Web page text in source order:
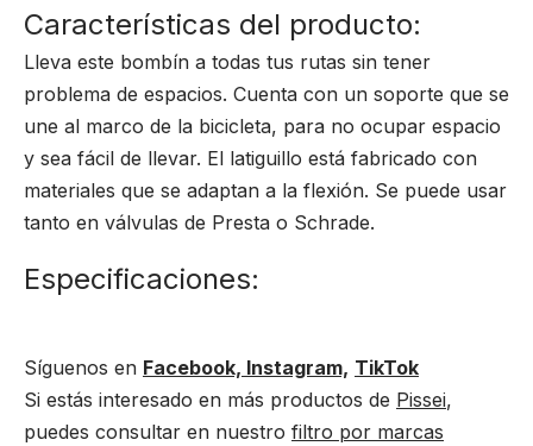
Características del producto:
Lleva este bombín a todas tus rutas sin tener
problema de espacios. Cuenta con un soporte que se
une al marco de la bicicleta, para no ocupar espacio
y sea fácil de llevar. El latiguillo está fabricado con
materiales que se adaptan a la flexión. Se puede usar
tanto en válvulas de Presta o Schrade.
Especificaciones:
Síguenos en Facebook, Instagram, TikTok
Si estás interesado en más productos de Pissei,
puedes consultar en nuestro filtro por marcas